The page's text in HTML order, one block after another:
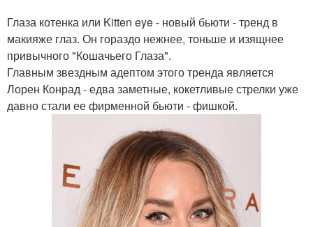
Глаза котенка или Kitten eye - новый бьюти - тренд в
макияже глаз. Он гораздо нежнее, тоньше и изящнее
привычного "Кошачьего Глаза".
Главным звездным адептом этого тренда является
Лорен Конрад - едва заметные, кокетливые стрелки уже
давно стали ее фирменной бьюти - фишкой.